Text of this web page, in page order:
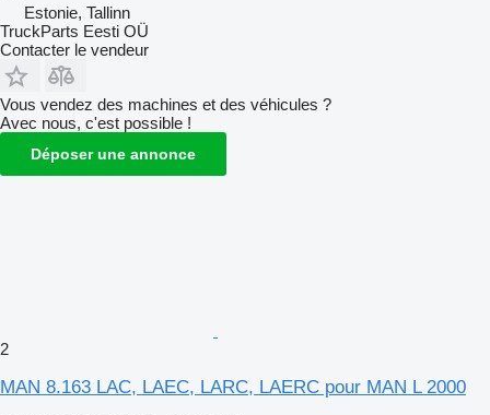
Estonie, Tallinn
TruckParts Eesti OÜ
Contacter le vendeur
Vous vendez des machines et des véhicules ?
Avec nous, c'est possible !
Déposer une annonce
2
MAN 8.163 LAC, LAEC, LARC, LAERC pour MAN L 2000